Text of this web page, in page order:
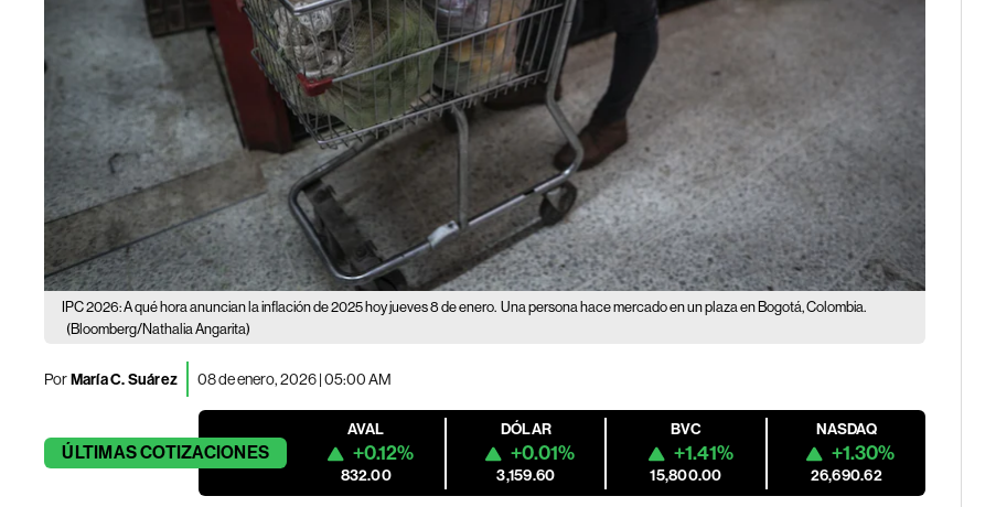
IPC 2026: A qué hora anuncian la inflación de 2025 hoy jueves 8 de enero. Una persona hace mercado en un plaza en Bogotá, Colombia.
(Bloomberg/Nathalia Angarita)
PorMaría C. Suárez 08 de enero, 2026 | 05:00 AM
ÚLTIMASCOTIZACIONES
AVAL
+0.12%
832.00
DÓLAR
+0.01%
3,159.60
BVC
+1.41%
15,800.00
NASDAQ
+1.30%
26,690.62